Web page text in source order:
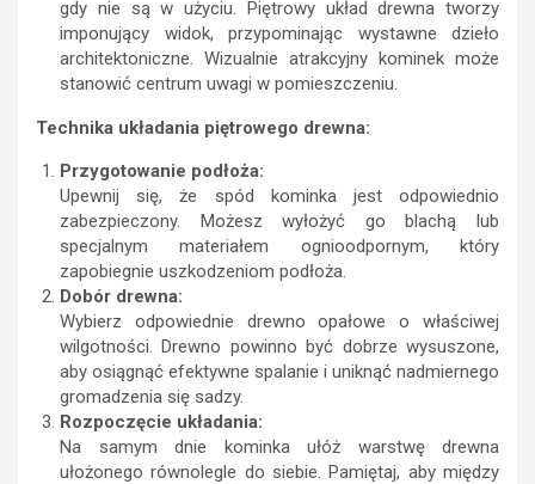
gdy nie są w użyciu. Piętrowy układ drewna tworzy
imponujący widok, przypominając wystawne dzieło
architektoniczne. Wizualnie atrakcyjny kominek może
stanowić centrum uwagi w pomieszczeniu.
Technika układania piętrowego drewna:
Przygotowanie podłoża:
Upewnij się, że spód kominka jest odpowiednio
zabezpieczony. Możesz wyłożyć go blachą lub
specjalnym materiałem ognioodpornym, który
zapobiegnie uszkodzeniom podłoża.
Dobór drewna:
Wybierz odpowiednie drewno opałowe o właściwej
wilgotności. Drewno powinno być dobrze wysuszone,
aby osiągnąć efektywne spalanie i uniknąć nadmiernego
gromadzenia się sadzy.
Rozpoczęcie układania:
Na samym dnie kominka ułóż warstwę drewna
ułożonego równolegle do siebie. Pamiętaj, aby między